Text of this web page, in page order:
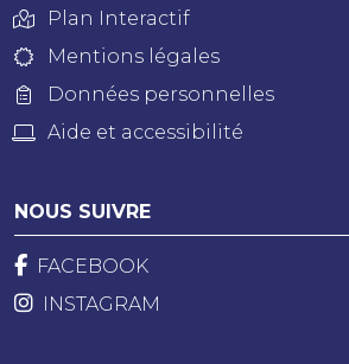
Plan Interactif
Mentions légales
Données personnelles
Aide et accessibilité
NOUS SUIVRE
FACEBOOK
INSTAGRAM